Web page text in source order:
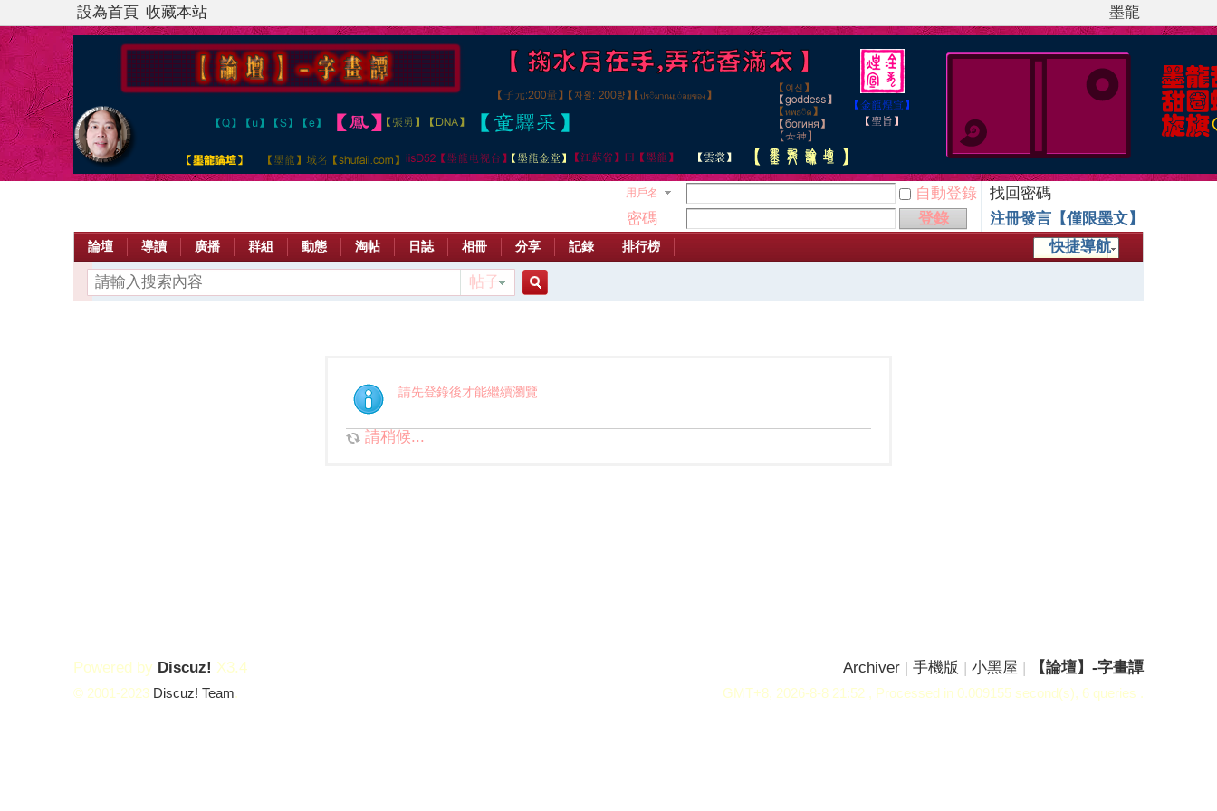
設為首頁 收藏本站 墨龍
用戶名 自動登錄
找回密碼
密碼
登錄
注冊發言【僅限墨文】
快捷導航
論壇 導讀 廣播 群組 動態 淘帖 日誌 相冊 分享 記錄 排行榜
帖子
索
請先登錄後才能繼續瀏覽
請稍候...
Archiver | 手機版 | 小黑屋 | 【論壇】-字畫譚
GMT+8, 2026-8-8 21:52 , Processed in 0.009155 second(s), 6 queries .
Powered by Discuz! X3.4
© 2001-2023 Discuz! Team.